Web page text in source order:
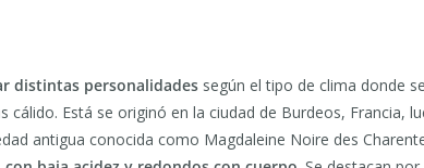
distintas personalidades según el tipo de clima donde se
cálido. Está se originó en la ciudad de Burdeos, Francia,
antigua conocida como Magdaleine Noire des